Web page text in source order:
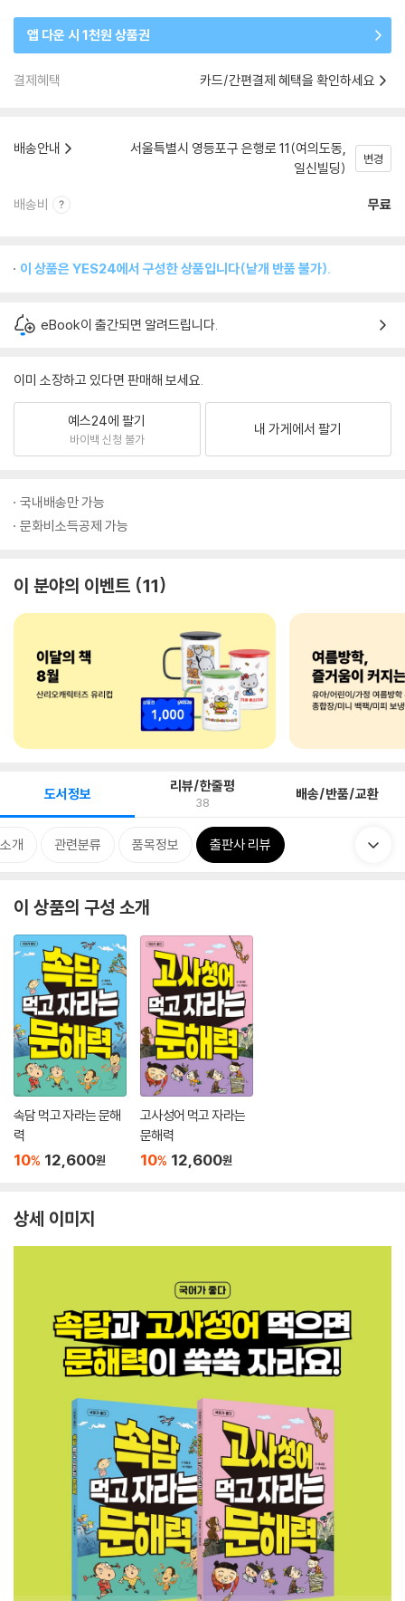
앱 다운 시 1천원 상품권
결제혜택 카드/간편결제 혜택을 확인하세요
배송안내
서울특별시 영등포구 은행로 11(여의도동,
일신빌딩)
변경
배송비 무료
이 상품은 YES24에서 구성한 상품입니다(낱개 반품 불가).
eBook이 출간되면 알려드립니다.
이미 소장하고 있다면 판매해 보세요.
예스24에 팔기
바이백 신청 불가
내 가게에서 팔기
국내배송만 가능
문화비소득공제 가능
이 분야의 이벤트 11
도서정보 리뷰/한줄평
38 배송/반품/교환
개 관련분류 품목정보 출판사 리뷰
이 상품의 구성 소개
속담 먹고 자라는 문해
력
10% 12,600원
고사성어 먹고 자라는
문해력
10% 12,600원
상세 이미지